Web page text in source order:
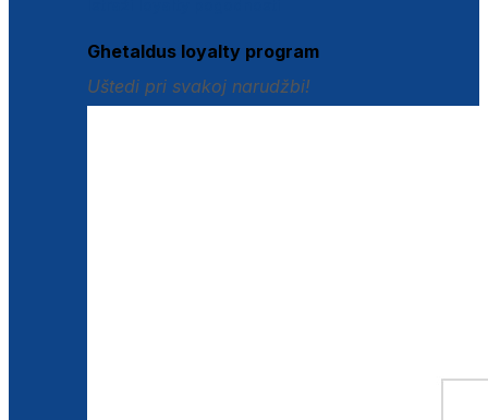
Ghetaldus loyalty program
Uštedi pri svakoj narudžbi!